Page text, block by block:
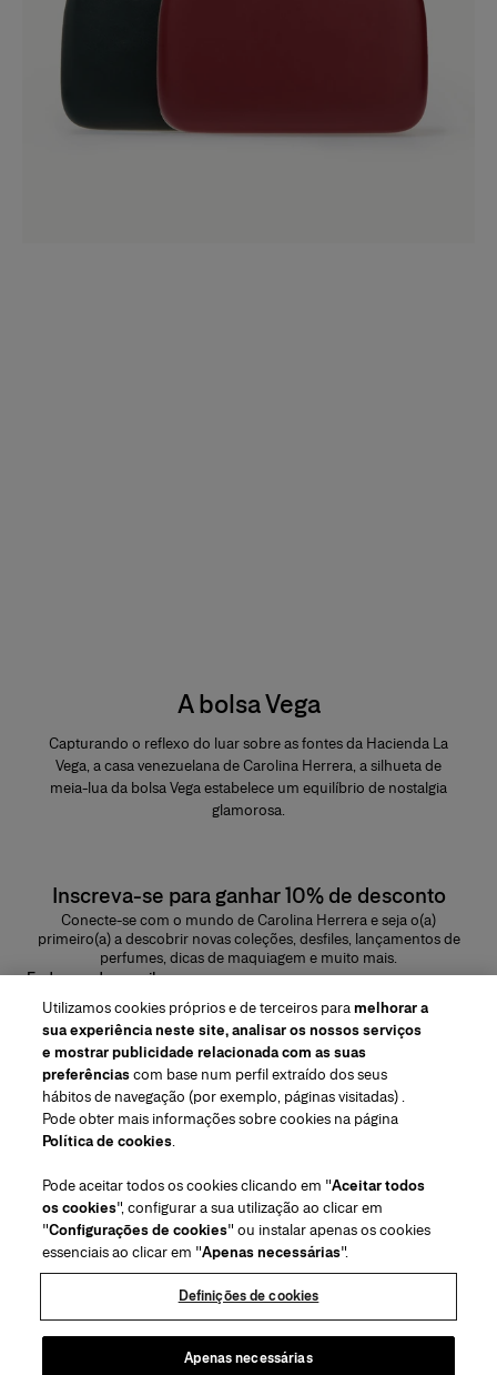
A bolsa Vega
Capturando o reflexo do luar sobre as fontes da Hacienda La
Vega, a casa venezuelana de Carolina Herrera, a silhueta de
meia-lua da bolsa Vega estabelece um equilíbrio de nostalgia
glamorosa.
Inscreva-se para ganhar 10% de desconto
Conecte-se com o mundo de Carolina Herrera e seja o(a)
primeiro(a) a descobrir novas coleções, desfiles, lançamentos de
perfumes, dicas de maquiagem e muito mais.
Endereço de e-mail
Região/Idioma
Atendimiento ao cliente
Encontrar uma loja
Fale conosco
Envios e devoluções de Beleza
Envios e Devoluções de Moda
Acompanhe seu pedido
Serviço para embalagem para presente
Centro de preferências
Sobre nós
House of Herrera
Carolina Herrera for Women in the Arts
Puig
(abre em uma nova guia)
chcarolinaherrera.com
(abre em uma nova guia)
Termos e Condições
Beauty Termos e Condições de Venda
Moda Termos e Condições de Venda
VTO Data Processing Notice
Utilizamos cookies próprios e de terceiros paramelhorar a
sua experiência neste site, analisar os nossos serviços
e mostrar publicidade relacionada com as suas
preferênciascom base num perfil extraído dos seus
hábitos de navegação (por exemplo, páginas visitadas) .
Pode obter mais informações sobre cookies na página
Política de cookies.
Pode aceitar todos os cookies clicando em "Aceitar todos
os cookies", configurar a sua utilização ao clicar em
"Configurações de cookies" ou instalar apenas os cookies
essenciais ao clicar em "Apenas necessárias".
Definições de cookies
Apenas necessárias